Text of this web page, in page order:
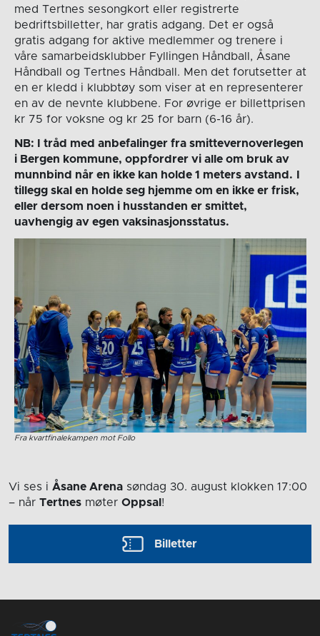
med Tertnes sesongkort eller registrerte
bedriftsbilletter, har gratis adgang. Det er også
gratis adgang for aktive medlemmer og trenere i
våre samarbeidsklubber Fyllingen Håndball, Åsane
Håndball og Tertnes Håndball. Men det forutsetter at
en er kledd i klubbtøy som viser at en representerer
en av de nevnte klubbene. For øvrige er billettprisen
kr 75 for voksne og kr 25 for barn (6-16 år).
NB: I tråd med anbefalinger fra smittevernoverlegen
i Bergen kommune, oppfordrer vi alle om bruk av
munnbind når en ikke kan holde 1 meters avstand.
tillegg skal en holde seg hjemme om en ikke er frisk,
eller dersom noen i husstanden er smittet,
uavhengig av egen vaksinasjonsstatus.
Fra kvartfinalekampen mot Follo
Vi ses i Åsane Arena søndag 30. august klokken 17:00
– når Tertnes møter Oppsal !
Billetter